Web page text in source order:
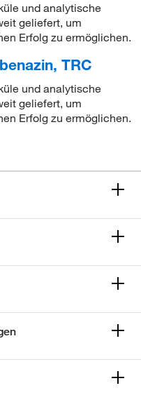
und analytische
geliefert, um
Erfolg zu ermöglichen.
TRC
und analytische
geliefert, um
Erfolg zu ermöglichen.